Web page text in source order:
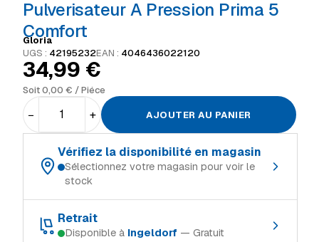
Pulverisateur A Pression Prima 5
Comfort
Gloria
UGS : 42195232EAN : 4046436022120
34,99 €
Soit0,00 € / Piéce
− + AJOUTER AU PANIER
Vérifiez la disponibilité en magasin
Sélectionnez votre magasin pour voir le
stock
Schifflange En stock
Retrait
Disponible à Ingeldorf — Gratuit